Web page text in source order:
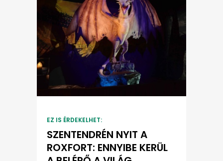
EZ IS ÉRDEKELHET:
SZENTENDRÉN NYIT A
ROXFORT: ENNYIBE KERÜL